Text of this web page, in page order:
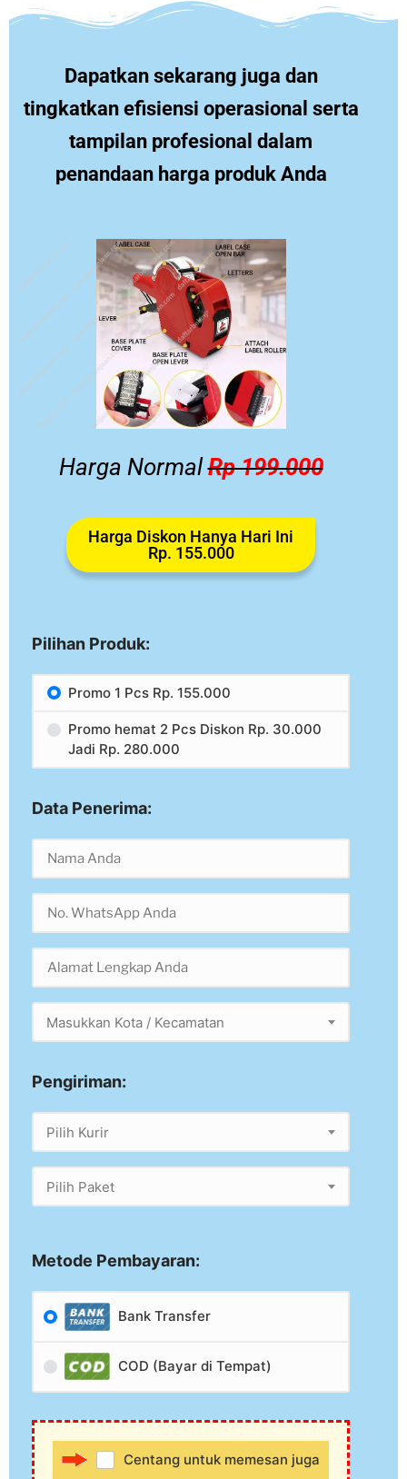
Dapatkan sekarang juga dan
tingkatkan efisiensi operasional serta
tampilan profesional dalam
penandaan harga produk Anda
Harga NormalRp 199.000
Harga Diskon Hanya Hari Ini
Rp. 155.000
Pilihan Produk:
Promo 1 Pcs Rp. 155.000
Promo hemat 2 Pcs Diskon Rp. 30.000
Jadi Rp. 280.000
Data Penerima:
Masukkan Kota / Kecamatan
Pengiriman:
Pilih Kurir
Pilih Paket
Metode Pembayaran:
Bank Transfer
COD (Bayar di Tempat)
Centang untuk memesan juga